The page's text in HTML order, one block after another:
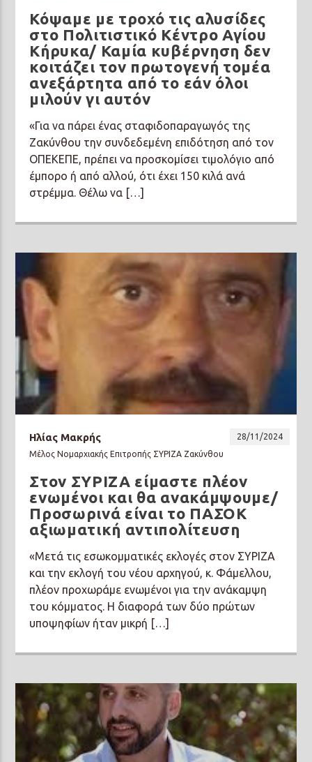
Κόψαμε με τροχό τις αλυσίδες
στο Πολιτιστικό Κέντρο Αγίου
Κήρυκα/ Καμία κυβέρνηση δεν
κοιτάζει τον πρωτογενή τομέα
ανεξάρτητα από το εάν όλοι
μιλούν γι αυτόν
«Για να πάρει ένας σταφιδοπαραγωγός της
Ζακύνθου την συνδεδεμένη επιδότηση από τον
ΟΠΕΚΕΠΕ, πρέπει να προσκομίσει τιμολόγιο από
έμπορο ή από αλλού, ότι έχει 150 κιλά ανά
στρέμμα. Θέλω να […]
Ηλίας Μακρής
28/11/2024
Μέλος Νομαρχιακής Επιτροπής ΣΥΡΙΖΑ Ζακύνθου
Στον ΣΥΡΙΖΑ είμαστε πλέον
ενωμένοι και θα ανακάμψουμε/
Προσωρινά είναι το ΠΑΣΟΚ
αξιωματική αντιπολίτευση
«Μετά τις εσωκομματικές εκλογές στον ΣΥΡΙΖΑ
και την εκλογή του νέου αρχηγού, κ. Φάμελλου,
πλέον προχωράμε ενωμένοι για την ανάκαμψη
του κόμματος. Η διαφορά των δύο πρώτων
υποψηφίων ήταν μικρή […]